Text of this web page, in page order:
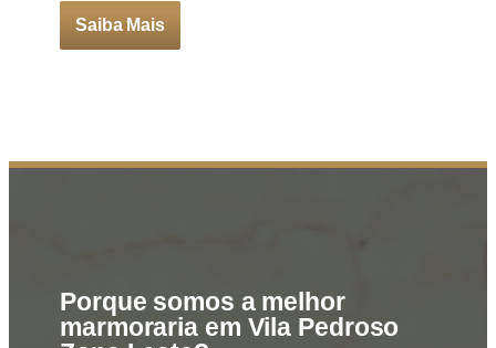
Saiba Mais
Porque somos a melhor
marmoraria em Vila Pedroso